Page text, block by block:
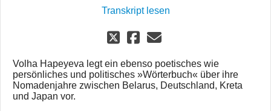
Transkript lesen
Volha Hapeyeva legt ein ebenso poetisches wie
persönliches und politisches »Wörterbuch« über ihre
Nomadenjahre zwischen Belarus, Deutschland, Kreta
und Japan vor.